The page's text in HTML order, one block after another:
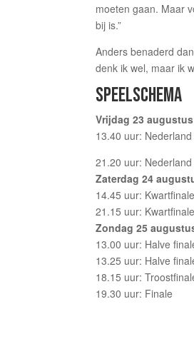
moeten gaan. Maar
bij is.”
Anders benaderd
denk ik wel, maar ik
SPEELSCHEMA
Vrijdag 23 augustus
13.40 uur:
21.20 uur:
Zaterdag 24
14.45 uur:
21.15 uur:
Zondag 25
13.00 uur: Halve
13.25 uur: Halve
18.15 uur:
19.30 uur: Finale